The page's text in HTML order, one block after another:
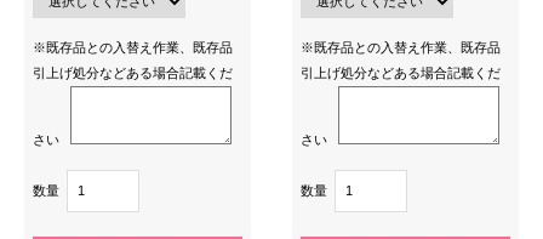
※既存品との入替え作業、既存品
引上げ処分などある場合記載くだ
さい
数量
※既存品との入替え作業、既存品
引上げ処分などある場合記載くだ
さい
数量